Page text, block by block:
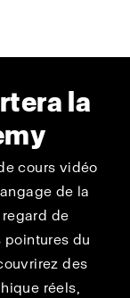
la
cours vidéo
de la
de
du
des
réels,